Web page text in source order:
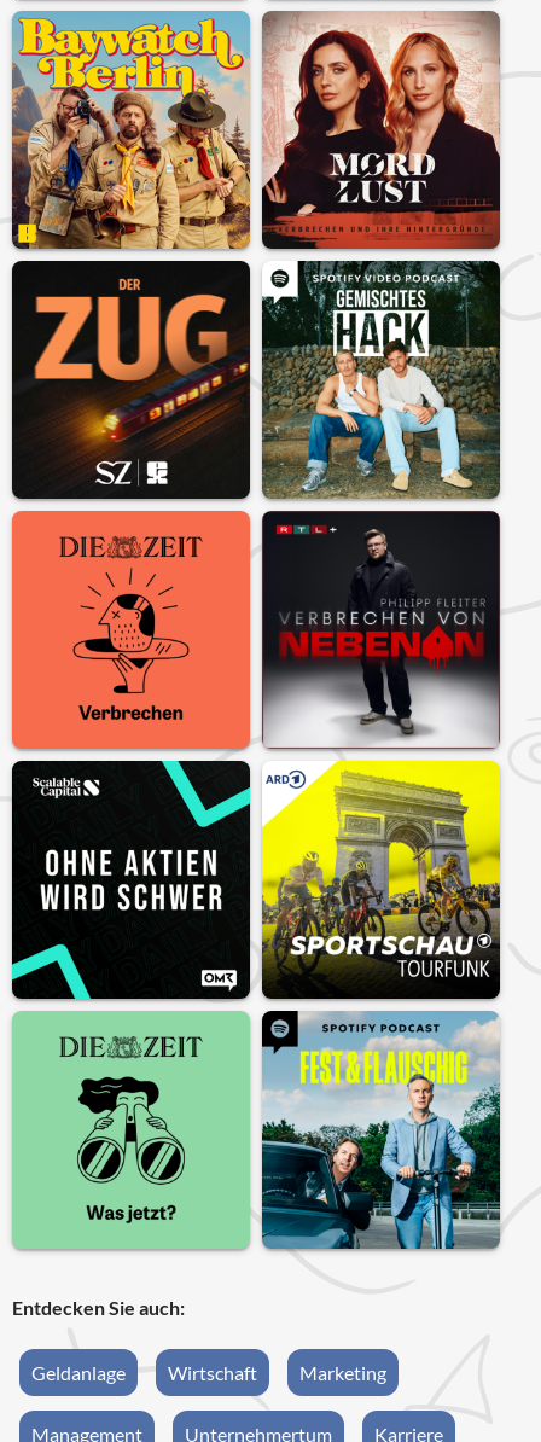
Entdecken Sie auch:
Geldanlage Wirtschaft Marketing
Management Unternehmertum Karriere